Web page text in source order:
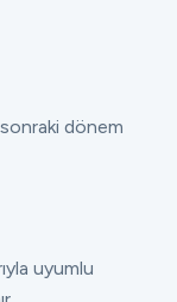
dönem
uyumlu